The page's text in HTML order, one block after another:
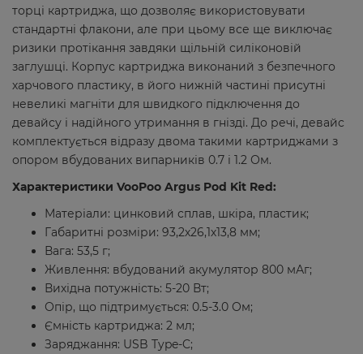
торці картриджа, що дозволяє використовувати
стандартні флакони, але при цьому все ще виключає
ризики протікання завдяки щільній силіконовій
заглушці. Корпус картриджа виконаний з безпечного
харчового пластику, в його нижній частині присутні
невеликі магніти для швидкого підключення до
девайсу і надійного утримання в гнізді. До речі, девайс
комплектується відразу двома такими картриджами з
опором вбудованих випарників 0.7 і 1.2 Ом.
Характеристики VooPoo Argus Pod Kit Red:
Матеріали: цинковий сплав, шкіра, пластик;
Габаритні розміри: 93,2х26,1х13,8 мм;
Вага: 53,5 г;
Живлення: вбудований акумулятор 800 мАг;
Вихідна потужність: 5-20 Вт;
Опір, що підтримується: 0.5-3.0 Ом;
Ємність картриджа: 2 мл;
Заряджання: USB Type-C;